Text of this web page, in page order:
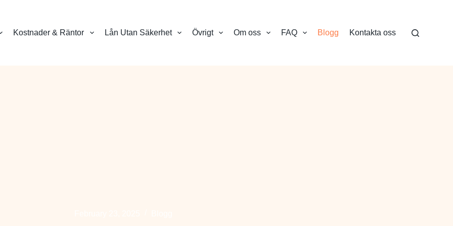
Kostnader & Räntor Lån Utan Säkerhet Övrigt Om oss FAQ Blogg Kontakta oss